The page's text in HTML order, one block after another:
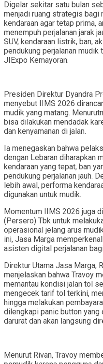
Digelar sekitar satu bulan
menjadi ruang strategis bagi
kendaraan agar tetap prima,
menempuh perjalanan jarak
SUV, kendaraan listrik, ban,
pendukung perjalanan
JIExpo Kemayoran.
Presiden Direktur Dyandra
menyebut IIMS 2026
mudik yang matang.
bisa dilakukan mendadak
dan kenyamanan di jalan.
Ia menegaskan bahwa
dengan Lebaran diharapkan
kendaraan yang tepat, ban
pendukung perjalanan jauh.
lebih awal, performa
digunakan untuk mudik.
Momentum IIMS 2026 juga
(Persero) Tbk untuk
operasional jelang arus
ini, Jasa Marga
asisten digital perjalanan
Direktur Utama Jasa Marga,
menjelaskan bahwa Travoy
memantau kondisi jalan tol
mengecek tarif tol terkini,
hingga melakukan
dilengkapi panic button yang
darurat dan akan langsung
Menurut Rivan, Travoy